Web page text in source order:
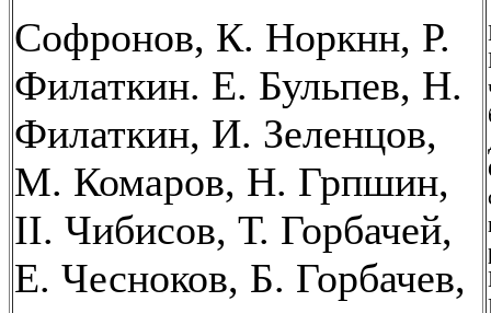
Софронов, К. Норкнн, Р.
Филаткин. Е. Бульпев, Н.
Филаткин, И. Зеленцов,
М. Комаров, Н. Грпшин,
II. Чибисов, Т. Горбачей,
Е. Чесноков, Б. Горбачев,